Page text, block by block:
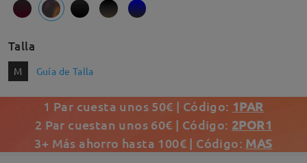
Talla
M Guía de Talla
1 Par cuesta unos 50€ | Código: 1PAR
2 Par cuestan unos 60€ | Código: 2POR1
3+ Más ahorro hasta 100€ | Código: MAS